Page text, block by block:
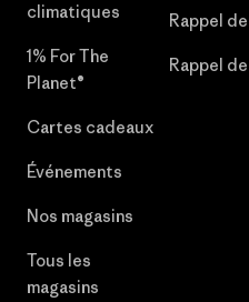
climatiques
1% For The
Planet®
Cartes cadeaux
Événements
Nos magasins
Tous les
magasins
Rappel
Rappel